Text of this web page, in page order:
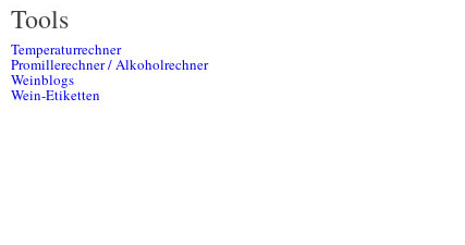
Tools
Temperaturrechner
Promillerechner / Alkoholrechner
Weinblogs
Wein-Etiketten